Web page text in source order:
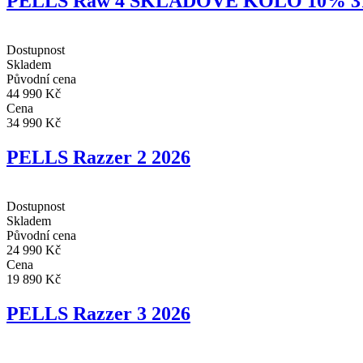
Dostupnost
Skladem
Původní cena
44 990 Kč
Cena
34 990 Kč
PELLS Razzer 2 2026
Dostupnost
Skladem
Původní cena
24 990 Kč
Cena
19 890 Kč
PELLS Razzer 3 2026